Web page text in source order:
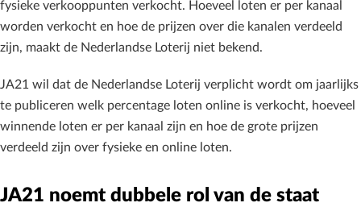
fysieke verkooppunten verkocht. Hoeveel loten er per kanaal
worden verkocht en hoe de prijzen over die kanalen verdeeld
zijn, maakt de Nederlandse Loterij niet bekend.
JA21 wil dat de Nederlandse Loterij verplicht wordt om jaarlijks
te publiceren welk percentage loten online is verkocht, hoeveel
winnende loten er per kanaal zijn en hoe de grote prijzen
verdeeld zijn over fysieke en online loten.
JA21 noemt dubbele rol van de staat